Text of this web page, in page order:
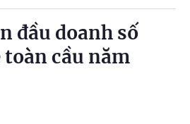
đầu doanh số
cầu năm